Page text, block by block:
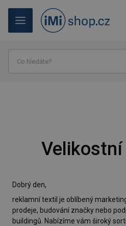
Dobrý den,
reklamní textil je oblíbený
prodeje, budování značky nebo
buildingů. Nabízíme vám široký